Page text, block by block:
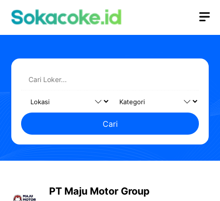
Cari
PT Maju Motor Group